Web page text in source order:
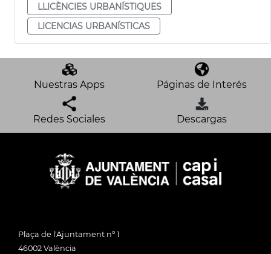
LLICÈNCIES URBANÍSTIQUES
LICENCIAS URBANÍSTICAS
Nuestras Apps Páginas de Interés
Redes Sociales Descargas
Plaça de l'Ajuntament nº 1
46002 València